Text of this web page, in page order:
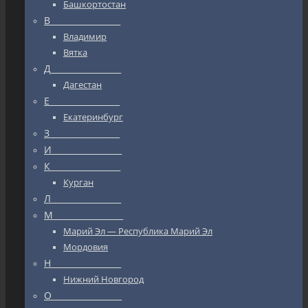
Башкортостан
В_________________
Владимир
Вятка
Д_________________
Дагестан
Е_________________
Екатеринбург
З_________________
И_________________
К_________________
Курган
Л_________________
М_________________
Марий Эл — Республика Марий Эл
Мордовия
Н_________________
Нижний Новгород
О_________________